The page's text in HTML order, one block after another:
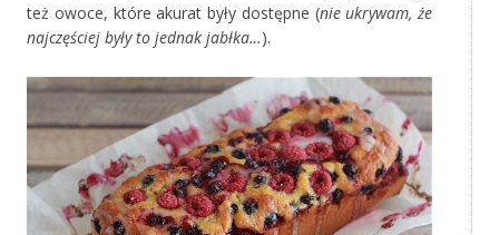
też owoce, które akurat były dostępne (nie ukrywam, że
najczęściej były to jednak jabłka…).